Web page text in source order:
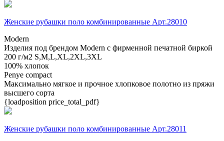
Женские рубашки поло комбинированные Арт.28010
Modern
Изделия под брендом Modern с фирменной печатной биркой
200 г/м2 S,M,L,XL,2XL,3XL
100% хлопок
Penye compact
Максимально мягкое и прочное хлопковое полотно из пряжи
высшего сорта
{loadposition price_total_pdf}
Женские рубашки поло комбинированные Арт.28011